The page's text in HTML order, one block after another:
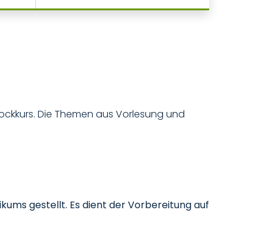
Die Themen aus Vorlesung und
gestellt. Es dient der Vorbereitung auf